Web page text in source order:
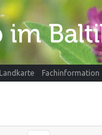
Landkarte Fachinformation